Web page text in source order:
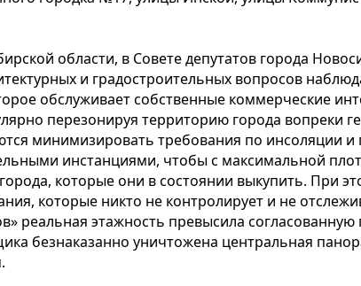
области, в Совете депутатов города
и градостроительных вопросов
обслуживает собственные коммерческие
перезонируя территорию города вопреки
минимизировать требования по инсоляции
инстанциями, чтобы с максимальной
которые они в состоянии выкупить. При
которые никто не контролирует и не
реальная этажность превысила согласованную
безнаказанно уничтожена центральная